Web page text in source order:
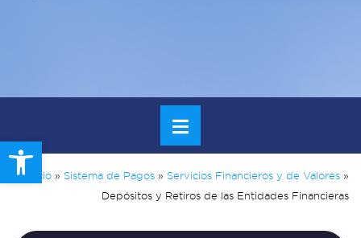
Open toolbar
Inicio » Sistema de Pagos » Servicios Financieros y de Valores »
Depósitos y Retiros de las Entidades Financieras